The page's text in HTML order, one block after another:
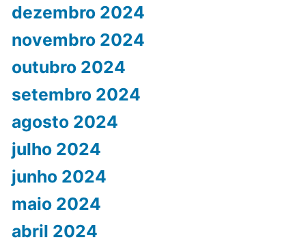
dezembro 2024
novembro 2024
outubro 2024
setembro 2024
agosto 2024
julho 2024
junho 2024
maio 2024
abril 2024